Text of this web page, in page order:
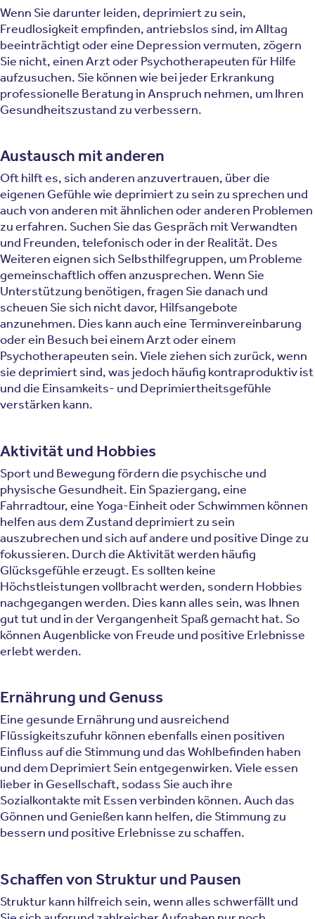
Wenn Sie darunter leiden, deprimiert zu sein,
Freudlosigkeit empfinden, antriebslos sind, im Alltag
beeinträchtigt oder eine Depression vermuten, zögern
Sie nicht, einen Arzt oder Psychotherapeuten für Hilfe
aufzusuchen. Sie können wie bei jeder Erkrankung
professionelle Beratung in Anspruch nehmen, um Ihren
Gesundheitszustand zu verbessern.
Austausch mit anderen
Oft hilft es, sich anderen anzuvertrauen, über die
eigenen Gefühle wie deprimiert zu sein zu sprechen und
auch von anderen mit ähnlichen oder anderen Problemen
zu erfahren. Suchen Sie das Gespräch mit Verwandten
und Freunden, telefonisch oder in der Realität. Des
Weiteren eignen sich Selbsthilfegruppen, um Probleme
gemeinschaftlich offen anzusprechen. Wenn Sie
Unterstützung benötigen, fragen Sie danach und
scheuen Sie sich nicht davor, Hilfsangebote
anzunehmen. Dies kann auch eine Terminvereinbarung
oder ein Besuch bei einem Arzt oder einem
Psychotherapeuten sein. Viele ziehen sich zurück, wenn
sie deprimiert sind, was jedoch häufig kontraproduktiv ist
und die Einsamkeits- und Deprimiertheitsgefühle
verstärken kann.
Aktivität und Hobbies
Sport und Bewegung fördern die psychische und
physische Gesundheit. Ein Spaziergang, eine
Fahrradtour, eine Yoga-Einheit oder Schwimmen können
helfen aus dem Zustand deprimiert zu sein
auszubrechen und sich auf andere und positive Dinge zu
fokussieren. Durch die Aktivität werden häufig
Glücksgefühle erzeugt. Es sollten keine
Höchstleistungen vollbracht werden, sondern Hobbies
nachgegangen werden. Dies kann alles sein, was Ihnen
gut tut und in der Vergangenheit Spaß gemacht hat. So
können Augenblicke von Freude und positive Erlebnisse
erlebt werden.
Ernährung und Genuss
Eine gesunde Ernährung und ausreichend
Flüssigkeitszufuhr können ebenfalls einen positiven
Einfluss auf die Stimmung und das Wohlbefinden haben
und dem Deprimiert Sein entgegenwirken. Viele essen
lieber in Gesellschaft, sodass Sie auch ihre
Sozialkontakte mit Essen verbinden können. Auch das
Gönnen und Genießen kann helfen, die Stimmung zu
bessern und positive Erlebnisse zu schaffen.
Schaffen von Struktur und Pausen
Struktur kann hilfreich sein, wenn alles schwerfällt und